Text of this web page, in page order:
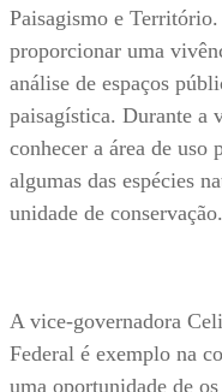
Paisagismo e Território.
proporcionar uma
análise de espaços
paisagística. Durante a
conhecer a área de uso
algumas das espécies
unidade de conservação.
A vice-governadora
Federal é exemplo na
uma oportunidade de